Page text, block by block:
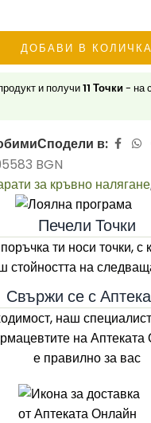
ДОБАВИ В КОЛИЧКА
и получи11 Точки- на
Сподели в:
BGN
за кръвно налягане
Печели Точки
ти носи точки,
стойността на
Свържи се с
наш
наАптеката
е правилно за вас